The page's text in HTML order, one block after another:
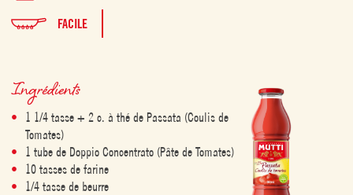
FACILE
Ingrédients
1 1/4 tasse + 2 c. à thé de Passata (Coulis de
Tomates)
1 tube de Doppio Concentrato (Pâte de Tomates)
10 tasses de farine
1/4 tasse de beurre